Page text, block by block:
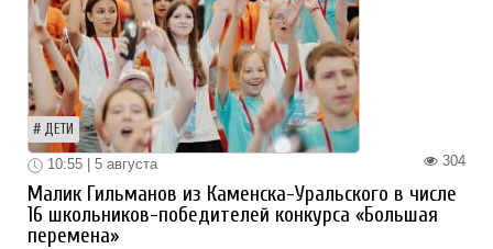
ДЕТИ
304
10:55 | 5 августа
Малик Гильманов из Каменска-Уральского в числе
16 школьников-победителей конкурса «Большая
перемена»